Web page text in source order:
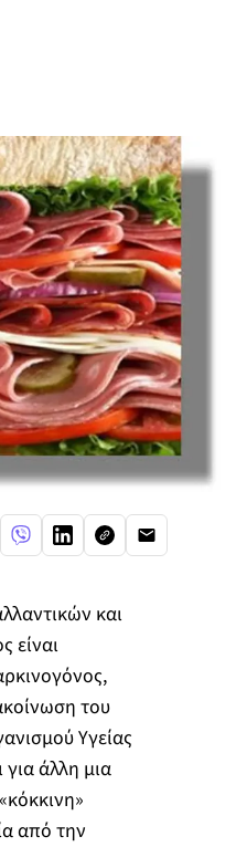
και
είναι
του
Υγείας
άλλη μια
από την